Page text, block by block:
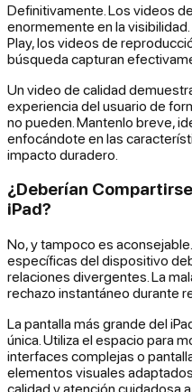
Definitivamente. Los videos
enormemente en la
Play, los videos de
búsqueda capturan
Un video de calidad
experiencia del usuario de
no pueden. Mantenlo breve,
enfocándote en las
impacto duradero.
¿Deberían
iPad?
No, y tampoco es
específicas del dispositivo
relaciones divergentes. La
rechazo instantáneo durante
La pantalla más grande del
única. Utiliza el espacio para
interfaces complejas o
elementos visuales
calidad y atención cuidadosa